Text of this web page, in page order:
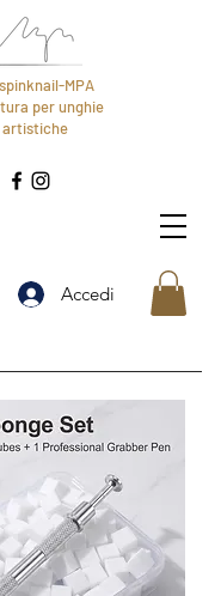
MPA
per unghie
artistiche
Accedi